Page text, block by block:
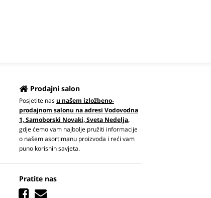
Prodajni salon
Posjetite nasu našem izložbeno-
prodajnom salonu na adresi Vodovodna
1, Samoborski Novaki, Sveta Nedelja,
gdje ćemo vam najbolje pružiti informacije
o našem asortimanu proizvoda i reći vam
puno korisnih savjeta.
Pratite nas